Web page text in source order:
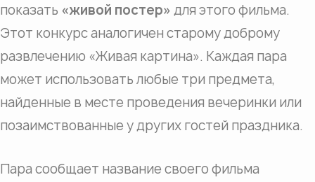
показать «живой постер» для этого фильма.
Этот конкурс аналогичен старому доброму
развлечению «Живая картина». Каждая пара
может использовать любые три предмета,
найденные в месте проведения вечеринки или
позаимствованные у других гостей праздника.
Пара сообщает название своего фильма